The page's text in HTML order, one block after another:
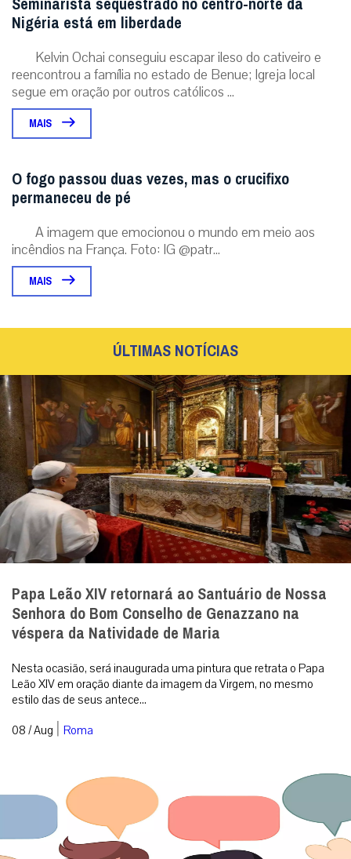
Nigéria está em liberdade
Kelvin Ochai conseguiu escapar ileso do cativeiro e
reencontrou a família no estado de Benue; Igreja local
segue em oração por outros católicos ...
MAIS
O fogo passou duas vezes, mas o crucifixo
permaneceu de pé
A imagem que emocionou o mundo em meio aos
incêndios na França. Foto: IG @patr...
MAIS
ÚLTIMAS NOTÍCIAS
Papa Leão XIV retornará ao Santuário de Nossa
Senhora do Bom Conselho de Genazzano na
véspera da Natividade de Maria
Nesta ocasião, será inaugurada uma pintura que retrata o Papa
Leão XIV em oração diante da imagem da Virgem, no mesmo
estilo das de seus antece...
08 / Aug | Roma